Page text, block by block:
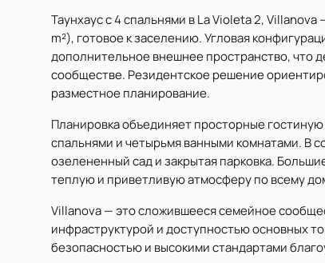
Таунхаус с 4 спальнями в La Violeta 2,
m²), готовое к заселению. Угловая
дополнительное внешнее пространство, что
сообществе. Резидентское решение
разместное планирование.
Планировка объединяет просторные
спальнями и четырьмя ванными комнатами. В
озелененный сад и закрытая парковка.
теплую и приветливую атмосферу по всему
Villanova — это сложившееся семейное
инфраструктурой и доступностью основных
безопасностью и высокими стандартами